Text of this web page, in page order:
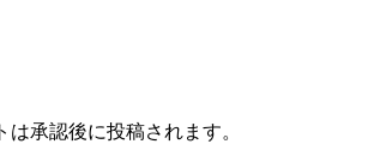
承認後に投稿されます。